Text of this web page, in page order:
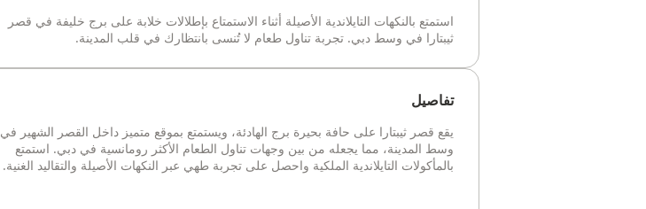
استمتع بالنكهات التايلاندية الأصيلة أثناء الاستمتاع بإطلالات خلابة على برج خليفة في قصر
ثيبتارا في وسط دبي. تجربة تناول طعام لا تُنسى بانتظارك في قلب المدينة.
تفاصيل
يقع قصر ثيبتارا على حافة بحيرة برج الهادئة، ويستمتع بموقع متميز داخل القصر الشهير في
وسط المدينة، مما يجعله من بين وجهات تناول الطعام الأكثر رومانسية في دبي. استمتع
بالمأكولات التايلاندية الملكية واحصل على تجربة طهي عبر النكهات الأصيلة والتقاليد الغنية.